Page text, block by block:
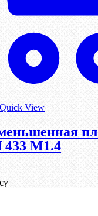
Quick View
433 М1.4